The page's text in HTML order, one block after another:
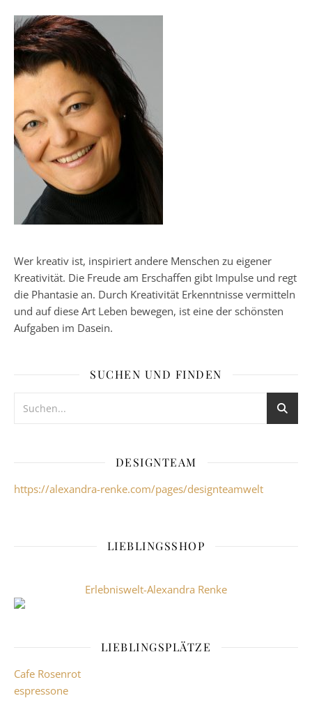
Wer kreativ ist, inspiriert andere Menschen zu eigener
Kreativität. Die Freude am Erschaffen gibt Impulse und regt
die Phantasie an. Durch Kreativität Erkenntnisse vermitteln
und auf diese Art Leben bewegen, ist eine der schönsten
Aufgaben im Dasein.
SUCHEN UND FINDEN
DESIGNTEAM
https://alexandra-renke.com/pages/designteamwelt
LIEBLINGSSHOP
Erlebniswelt-Alexandra Renke
LIEBLINGSPLÄTZE
Cafe Rosenrot
espressone